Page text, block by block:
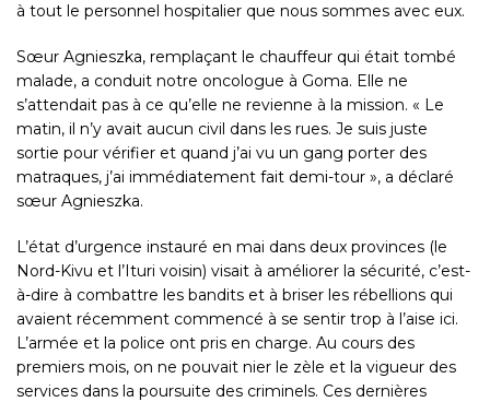
à tout le personnel hospitalier que nous sommes avec eux.
Sœur Agnieszka, remplaçant le chauffeur qui était tombé
malade, a conduit notre oncologue à Goma. Elle ne
s’attendait pas à ce qu’elle ne revienne à la mission. « Le
matin, il n’y avait aucun civil dans les rues. Je suis juste
sortie pour vérifier et quand j’ai vu un gang porter des
matraques, j’ai immédiatement fait demi-tour », a déclaré
sœur Agnieszka.
L’état d’urgence instauré en mai dans deux provinces (le
Nord-Kivu et l’Ituri voisin) visait à améliorer la sécurité, c’est-
à-dire à combattre les bandits et à briser les rébellions qui
avaient récemment commencé à se sentir trop à l’aise ici.
L’armée et la police ont pris en charge. Au cours des
premiers mois, on ne pouvait nier le zèle et la vigueur des
services dans la poursuite des criminels. Ces dernières